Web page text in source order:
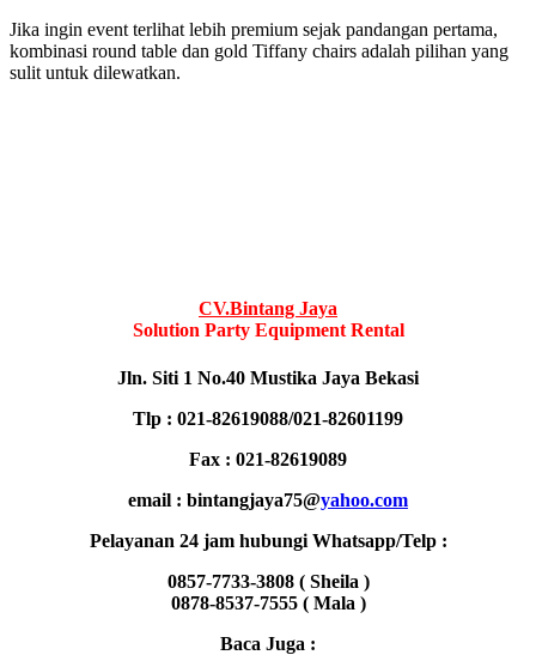
Jika ingin event terlihat lebih premium sejak pandangan pertama,
kombinasi round table dan gold Tiffany chairs adalah pilihan yang
sulit untuk dilewatkan.
CV.Bintang Jaya
Solution Party Equipment Rental
Jln. Siti 1 No.40 Mustika Jaya Bekasi
Tlp : 021-82619088/021-82601199
Fax : 021-82619089
email : bintangjaya75@yahoo.com
Pelayanan 24 jam hubungi Whatsapp/Telp :
0857-7733-3808 ( Sheila )
0878-8537-7555 ( Mala )
Baca Juga :